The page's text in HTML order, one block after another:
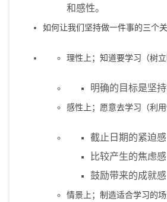
和感性。
如何让我们坚持做一件事的三个关
理性上；知道要学习（树立
明确的目标是坚
感性上；愿意去学习（利用
截止日期的紧迫感
比较产生的焦虑感
鼓励带来的成就感
情景上；制造适合学习的场